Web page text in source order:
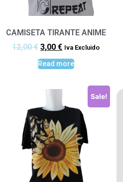
CAMISETA TIRANTE ANIME
12,00€ 3,00 € Iva Excluido
Read more
Sale!